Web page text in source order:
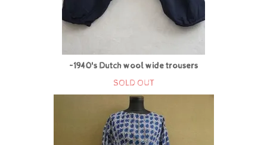
~1940's Dutch wool wide trousers
SOLD OUT